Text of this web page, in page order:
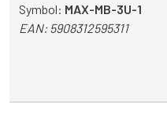
Symbol: MAX-MB-3U-1
EAN:5908312595311